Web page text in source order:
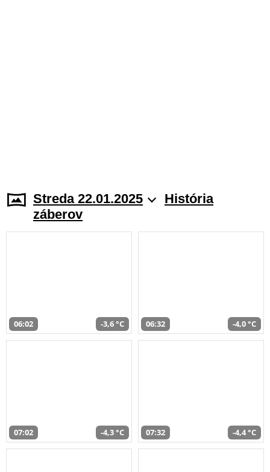
Streda 22.01.2025
História
záberov
06:02 -3,6 °C 06:32 -4,0 °C
07:02 -4,3 °C 07:32 -4,4 °C